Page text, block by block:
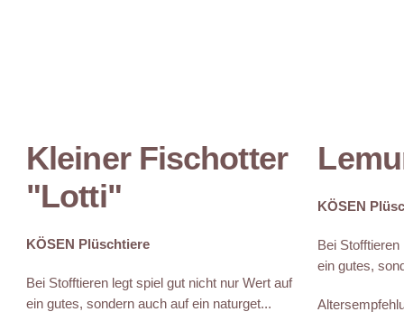
Kleiner Fischotter
"Lotti"
KÖSEN Plüschtiere
Bei Stofftieren legt spiel gut nicht nur Wert auf
ein gutes, sondern auch auf ein naturget...
KÖSEN
Bei
ein gutes,